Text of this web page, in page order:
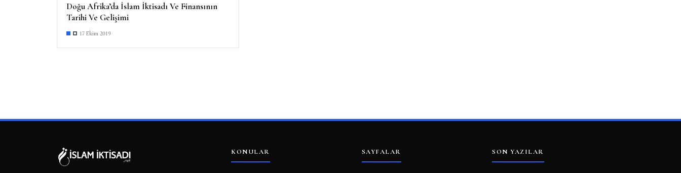
Doğu Afrika’da İslam İktisadı Ve Finansının
Tarihi Ve Gelişimi
17 Ekim 2019
KONULAR SAYFALAR SON YAZILAR